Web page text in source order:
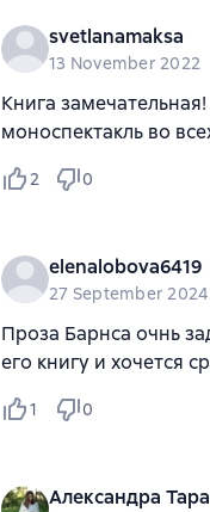
svetlanamaksa
13 November 2022
Книга
моноспектакль во
2 0
elenalobova6419
27 September 2024
Проза Барнса очнь
его книгу и хочется
1 0
Александра